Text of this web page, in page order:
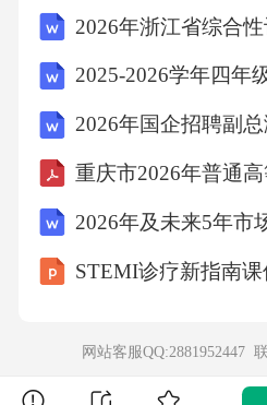
源管理、产品实现、测量
项质量目标制定属于策划
源管理的一部分。D项市
营的范畴，与质量管理体
较弱。故选D。10．某村
量，投资建设了自来水厂
2026年国企招聘副
STEMI诊疗新指南课
网站客服QQ:2881952447